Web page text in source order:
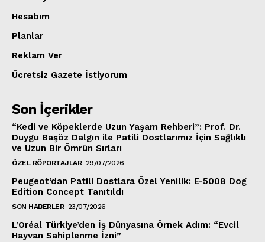
Hesabım
Planlar
Reklam Ver
Ücretsiz Gazete İstiyorum
Son İçerikler
“Kedi ve Köpeklerde Uzun Yaşam Rehberi”: Prof. Dr.
Duygu Başöz Dalgın ile Patili Dostlarımız İçin Sağlıklı
ve Uzun Bir Ömrün Sırları
ÖZEL RÖPORTAJLAR 29/07/2026
Peugeot’dan Patili Dostlara Özel Yenilik: E-5008 Dog
Edition Concept Tanıtıldı
SON HABERLER 23/07/2026
L’Oréal Türkiye’den İş Dünyasına Örnek Adım: “Evcil
Hayvan Sahiplenme İzni”